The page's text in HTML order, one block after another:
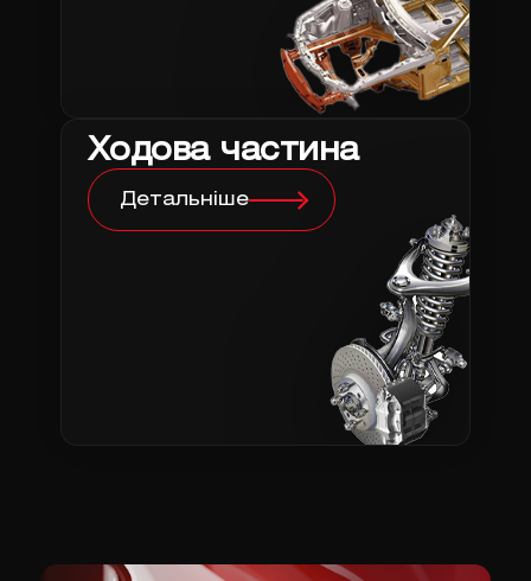
Ходова частина
Детальніше